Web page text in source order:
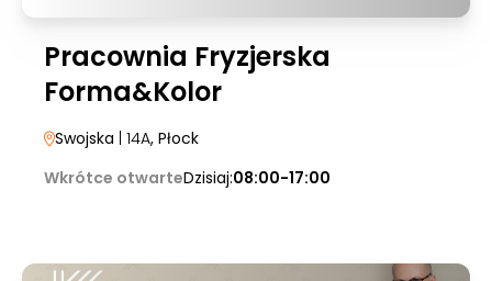
Pracownia Fryzjerska
Forma&Kolor
Swojska | 14A, Płock
Wkrótce otwarteDzisiaj:08:00-17:00